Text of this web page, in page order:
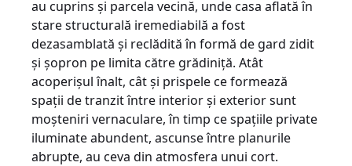
au cuprins și parcela vecină, unde casa aflată în
stare structurală iremediabilă a fost
dezasamblată și reclădită în formă de gard zidit
și șopron pe limita către grădiniță. Atât
acoperișul înalt, cât și prispele ce formează
spații de tranzit între interior și exterior sunt
moșteniri vernaculare, în timp ce spațiile private
iluminate abundent, ascunse între planurile
abrupte, au ceva din atmosfera unui cort.